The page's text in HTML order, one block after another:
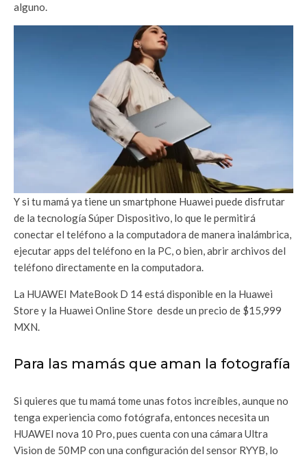
alguno.
Y si tu mamá ya tiene un smartphone Huawei puede disfrutar
de la tecnología Súper Dispositivo, lo que le permitirá
conectar el teléfono a la computadora de manera inalámbrica,
ejecutar apps del teléfono en la PC, o bien, abrir archivos del
teléfono directamente en la computadora.
La HUAWEI MateBook D 14 está disponible en la Huawei
Store y la Huawei Online Store desde un precio de $15,999
MXN.
Para las mamás que aman la fotografía
Si quieres que tu mamá tome unas fotos increíbles, aunque no
tenga experiencia como fotógrafa, entonces necesita un
HUAWEI nova 10 Pro, pues cuenta con una cámara Ultra
Vision de 50MP con una configuración del sensor RYYB, lo